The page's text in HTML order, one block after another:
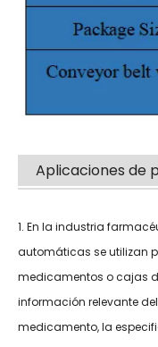
Aplicaciones de
1. En la industria
automáticas se utilizan
medicamentos o cajas
información relevante
medicamento, la